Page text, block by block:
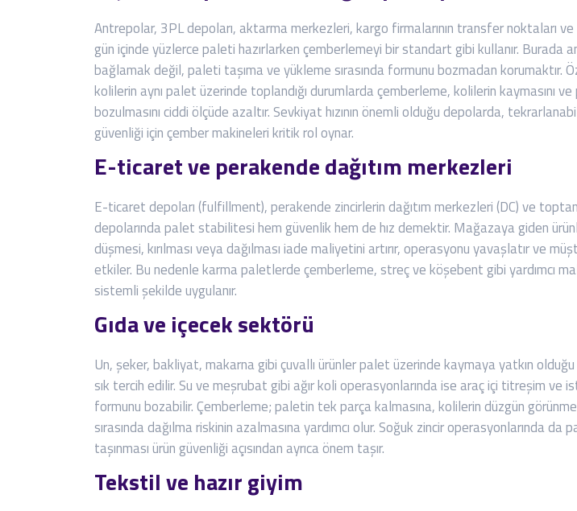
Antrepolar, 3PL depoları, aktarma merkezleri, kargo firmalarının transfer noktaları
gün içinde yüzlerce paleti hazırlarken çemberlemeyi bir standart gibi kullanır. Burada
bağlamak değil, paleti taşıma ve yükleme sırasında formunu bozmadan korumaktır.
kolilerin aynı palet üzerinde toplandığı durumlarda çemberleme, kolilerin kaymasını
bozulmasını ciddi ölçüde azaltır. Sevkiyat hızının önemli olduğu depolarda,
güvenliği için çember makineleri kritik rol oynar.
E-ticaret ve perakende dağıtım merkezleri
E-ticaret depoları (fulfillment), perakende zincirlerin dağıtım merkezleri (DC) ve toptan
depolarında palet stabilitesi hem güvenlik hem de hız demektir. Mağazaya giden
düşmesi, kırılması veya dağılması iade maliyetini artırır, operasyonu yavaşlatır ve
etkiler. Bu nedenle karma paletlerde çemberleme, streç ve köşebent gibi yardımcı
sistemli şekilde uygulanır.
Gıda ve içecek sektörü
Un, şeker, bakliyat, makarna gibi çuvallı ürünler palet üzerinde kaymaya yatkın
sık tercih edilir. Su ve meşrubat gibi ağır koli operasyonlarında ise araç içi titreşim ve
formunu bozabilir. Çemberleme; paletin tek parça kalmasına, kolilerin düzgün
sırasında dağılma riskinin azalmasına yardımcı olur. Soğuk zincir operasyonlarında da
taşınması ürün güvenliği açısından ayrıca önem taşır.
Tekstil ve hazır giyim